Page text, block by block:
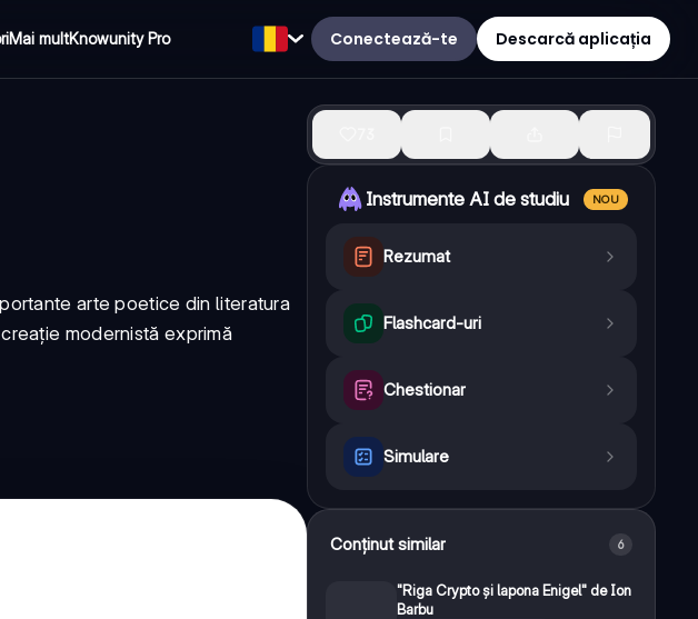
Mai multKnowunity Pro Conectează-te Descarcă aplicația
arte poetice din literatura
modernistă exprimă
Instrumente AI de studiu NOU
Rezumat
Flashcard-uri
Chestionar
Simulare
Conținut similar 6
"Riga Crypto și lapona Enigel" de Ion
Barbu